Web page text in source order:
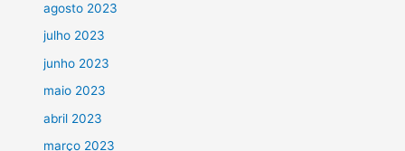
agosto 2023
julho 2023
junho 2023
maio 2023
abril 2023
março 2023